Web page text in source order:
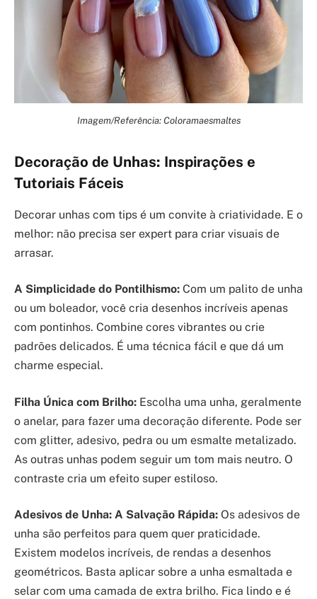
Imagem/Referência: Coloramaesmaltes
Decoração de Unhas: Inspirações e
Tutoriais Fáceis
Decorar unhas com tips é um convite à criatividade. E o
melhor: não precisa ser expert para criar visuais de
arrasar.
A Simplicidade do Pontilhismo: Com um palito de unha
ou um boleador, você cria desenhos incríveis apenas
com pontinhos. Combine cores vibrantes ou crie
padrões delicados. É uma técnica fácil e que dá um
charme especial.
Filha Única com Brilho: Escolha uma unha, geralmente
o anelar, para fazer uma decoração diferente. Pode ser
com glitter, adesivo, pedra ou um esmalte metalizado.
As outras unhas podem seguir um tom mais neutro. O
contraste cria um efeito super estiloso.
Adesivos de Unha: A Salvação Rápida: Os adesivos de
unha são perfeitos para quem quer praticidade.
Existem modelos incríveis, de rendas a desenhos
geométricos. Basta aplicar sobre a unha esmaltada e
selar com uma camada de extra brilho. Fica lindo e é